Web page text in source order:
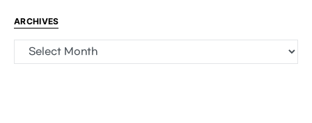
ARCHIVES
Archives